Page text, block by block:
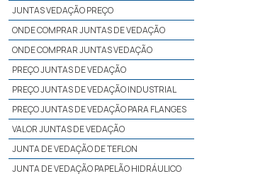
JUNTAS VEDAÇÃO PREÇO
ONDE COMPRAR JUNTAS DE VEDAÇÃO
ONDE COMPRAR JUNTAS VEDAÇÃO
PREÇO JUNTAS DE VEDAÇÃO
PREÇO JUNTAS DE VEDAÇÃO INDUSTRIAL
PREÇO JUNTAS DE VEDAÇÃO PARA FLANGES
VALOR JUNTAS DE VEDAÇÃO
JUNTA DE VEDAÇÃO DE TEFLON
JUNTA DE VEDAÇÃO PAPELÃO HIDRÁULICO